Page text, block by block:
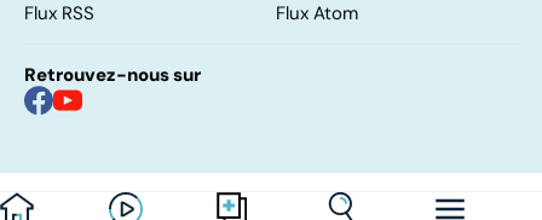
Flux RSS
Flux Atom
Retrouvez-nous sur